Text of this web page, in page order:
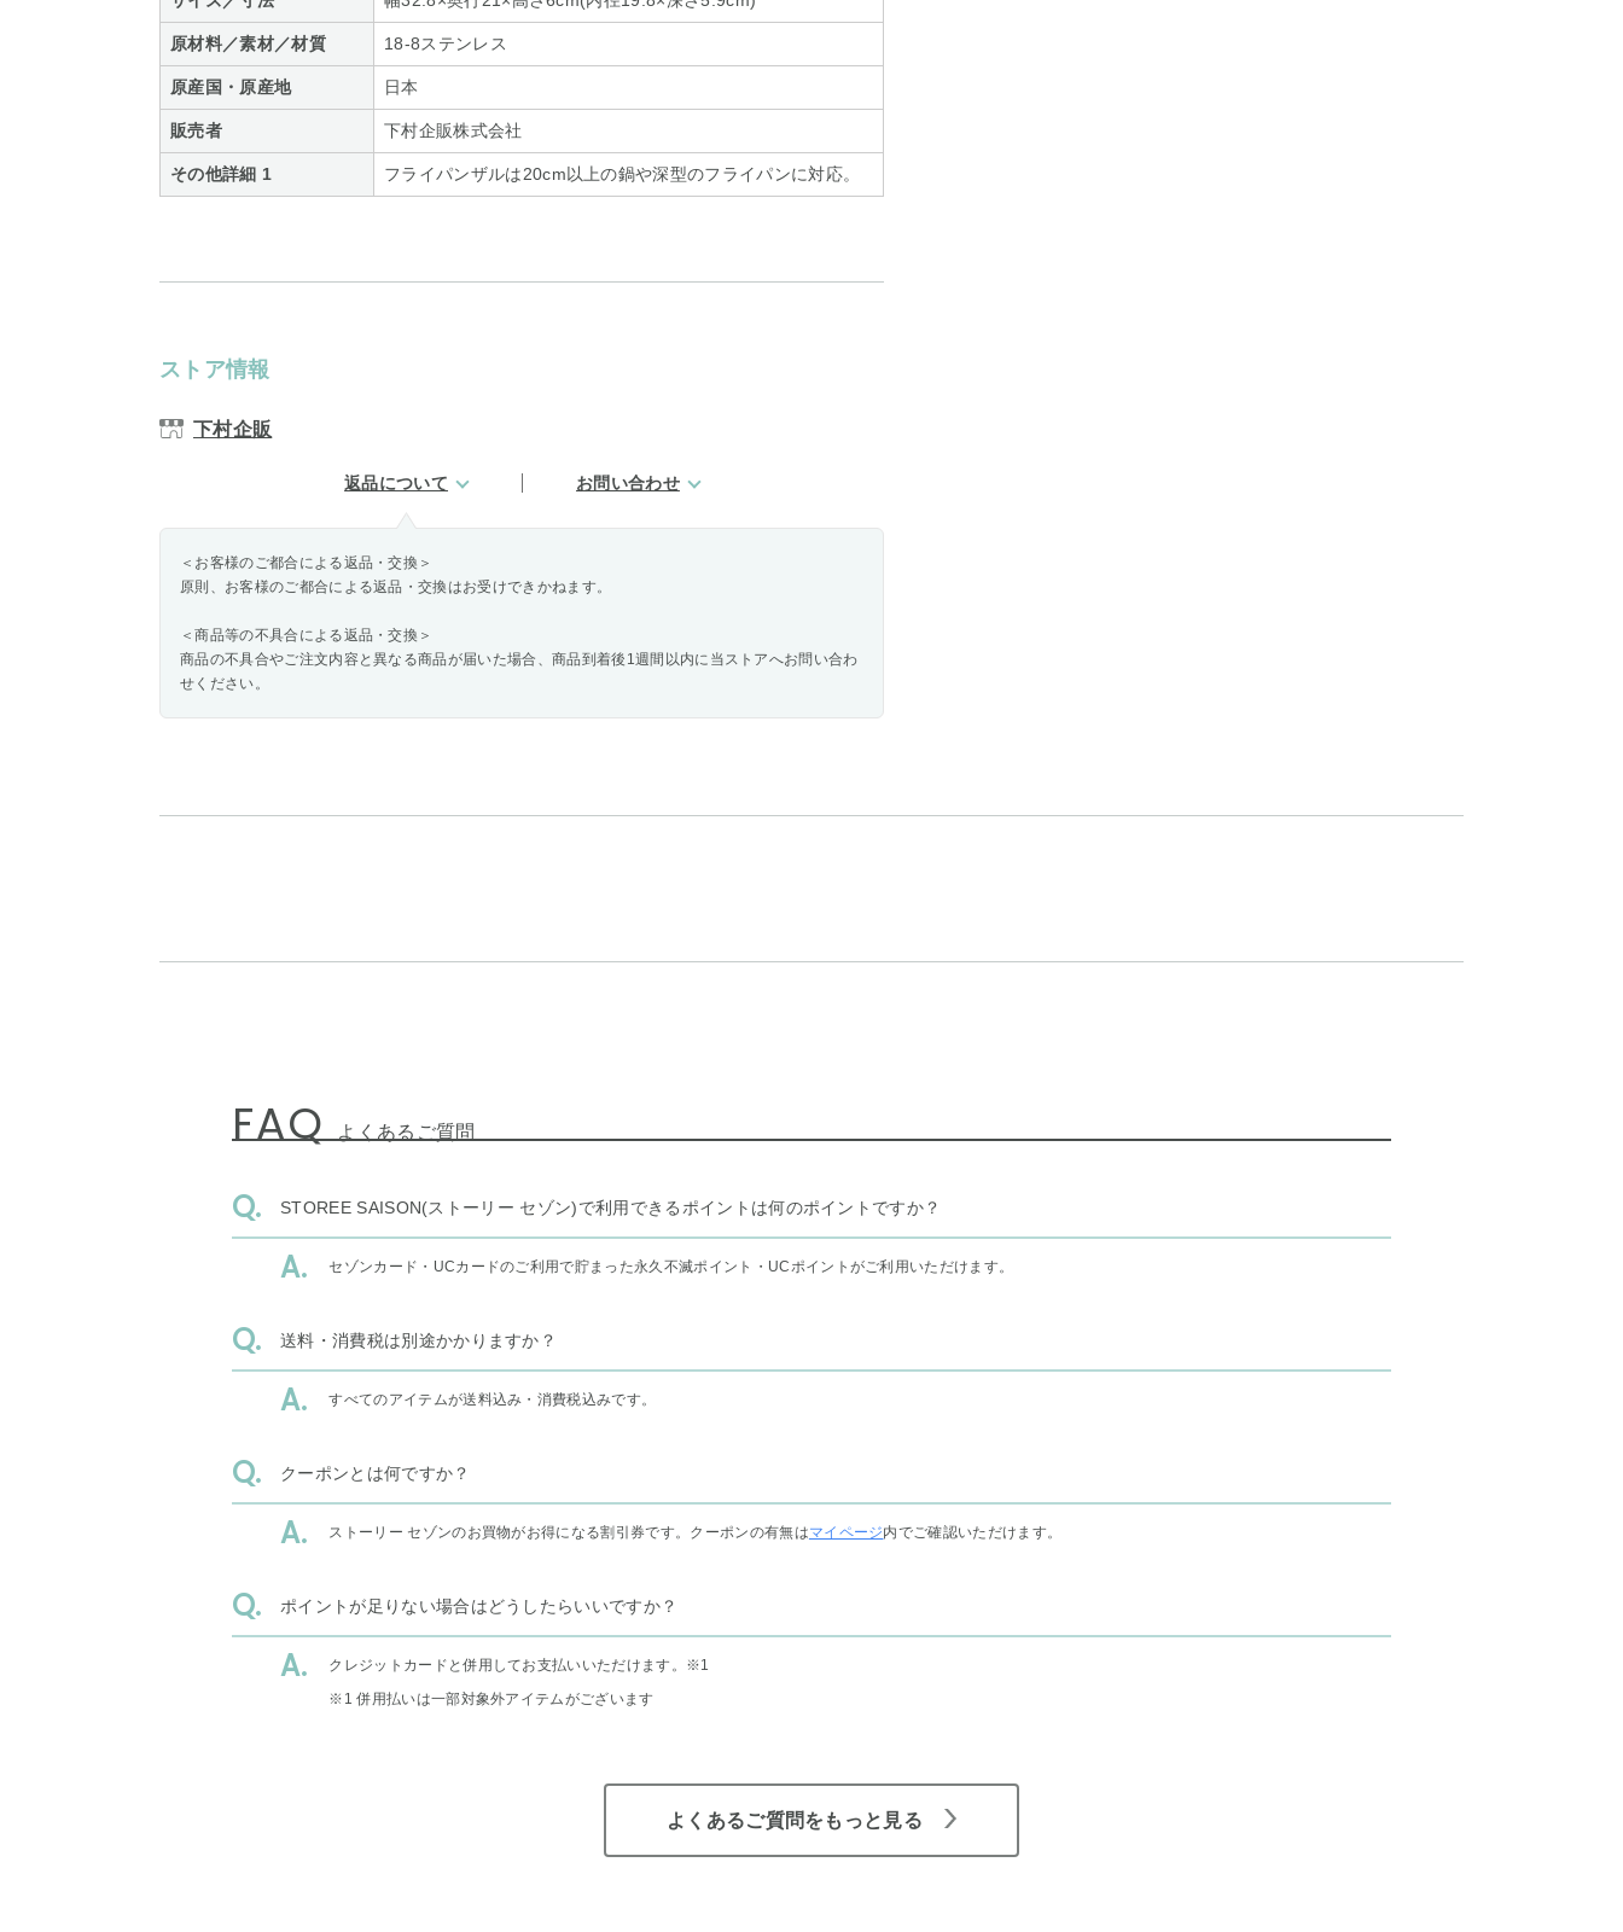
原材料／素材／材質 18-8ステンレス
原産国・原産地 日本
販売者 下村企販株式会社
その他詳細 1 フライパンザルは20cm以上の鍋や深型のフライパンに対応。
ストア情報
下村企販
返品について お問い合わせ
＜お客様のご都合による返品・交換＞
原則、お客様のご都合による返品・交換はお受けできかねます。
＜商品等の不具合による返品・交換＞
商品の不具合やご注文内容と異なる商品が届いた場合、商品到着後1週間以内に当ストアへお問い合わ
せください。
FAQ よくあるご質問
STOREE SAISON(ストーリー セゾン)で利用できるポイントは何のポイントですか？
セゾンカード・UCカードのご利用で貯まった永久不滅ポイント・UCポイントがご利用いただけます。
送料・消費税は別途かかりますか？
すべてのアイテムが送料込み・消費税込みです。
クーポンとは何ですか？
ストーリー セゾンのお買物がお得になる割引券です。クーポンの有無はマイページ内でご確認いただけます。
ポイントが足りない場合はどうしたらいいですか？
クレジットカードと併用してお支払いいただけます。 ※1
※1 併用払いは一部対象外アイテムがございます
よくあるご質問をもっと見る